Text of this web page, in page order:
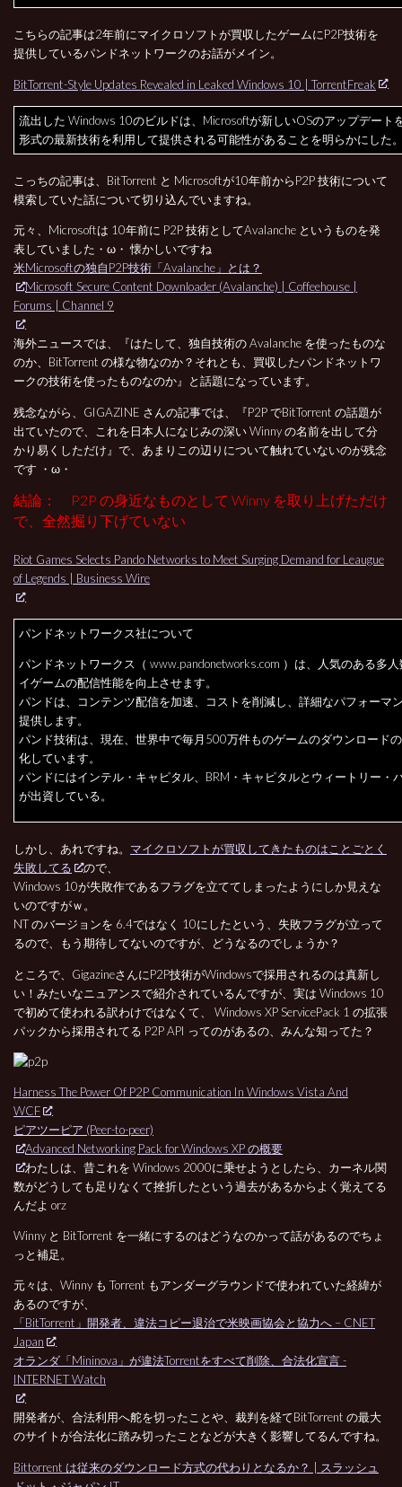
こちらの記事は2年前にマイクロソフトが買収したゲームにP2P技術を
提供しているパンドネットワークのお話がメイン。
BitTorrent-Style Updates Revealed in Leaked Windows 10 | TorrentFreak
流出した Windows 10のビルドは、Microsoftが新しいOSのアップデート
形式の最新技術を利用して提供される可能性があることを明らかにした
こっちの記事は、BitTorrent と Microsoftが10年前からP2P 技術について
模索していた話について切り込んでいますね。
元々、Microsoftは 10年前に P2P 技術としてAvalanche というものを発
表していました・ω・ 懐かしいですね
米Microsoftの独自P2P技術「Avalanche」とは？
Microsoft Secure Content Downloader (Avalanche) | Coffeehouse |
Forums | Channel 9
海外ニュースでは、『はたして、独自技術の Avalanche を使ったものな
のか、BitTorrent の様な物なのか？それとも、買収したパンドネットワ
ークの技術を使ったものなのか』と話題になっています。
残念ながら、GIGAZINE さんの記事では、『P2P でBitTorrent の話題が
出ていたので、これを日本人になじみの深い Winny の名前を出して分
かり易くしただけ』で、あまりこの辺りについて触れていないのが残念
です ・ω・
結論： P2P の身近なものとして Winny を取り上げただけ
で、全然掘り下げていない
Riot Games Selects Pando Networks to Meet Surging Demand for Leaugue
of Legends | Business Wire
パンドネットワークス社について
パンドネットワークス（ www.pandonetworks.com ）は、人気のある多
イゲームの配信性能を向上させます。
パンドは、コンテンツ配信を加速、コストを削減し、詳細なパフォーマ
提供します。
パンド技術は、現在、世界中で毎月500万件ものゲームのダウンロード
化しています。
パンドにはインテル・キャピタル、BRM・キャピタルとウィートリー・
が出資している。
しかし、あれですね。 マイクロソフトが買収してきたものはことごとく
失敗してる
ので、
Windows 10が失敗作であるフラグを立ててしまったようにしか見えな
いのですがｗ。
NT のバージョンを 6.4ではなく 10にしたという、失敗フラグが立って
るので、もう期待してないのですが、どうなるのでしょうか？
ところで、GigazineさんにP2P技術がWindowsで採用されるのは真新し
い！みたいなニュアンスで紹介されているんですが、実は Windows 10
で初めて使われる訳わけではなくて、 Windows XP ServicePack 1 の拡張
パックから採用されてる P2P API ってのがあるの、みんな知ってた？
Harness The Power Of P2P Communication In Windows Vista And
WCF
ピアツーピア (Peer-to-peer)
Advanced Networking Pack for Windows XP の概要
わたしは、昔これを Windows 2000に乗せようとしたら、カーネル関
数がどうしても足りなくて挫折したという過去があるからよく覚えてる
んだよ orz
Winny と BitTorrent を一緒にするのはどうなのかって話があるのでちょ
っと補足。
元々は、Winny も Torrent もアンダーグラウンドで使われていた経緯が
あるのですが、
「BitTorrent」開発者、違法コピー退治で米映画協会と協力へ – CNET
Japan
オランダ「Mininova」が違法Torrentをすべて削除、合法化宣言 -
INTERNET Watch
開発者が、合法利用へ舵を切ったことや、裁判を経てBitTorrent の最大
のサイトが合法化に踏み切ったことなどが大きく影響してるんですね。
Bittorrent は従来のダウンロード方式の代わりとなるか？ | スラッシュ